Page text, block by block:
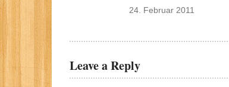
24. Februar 2011
Leave a Reply